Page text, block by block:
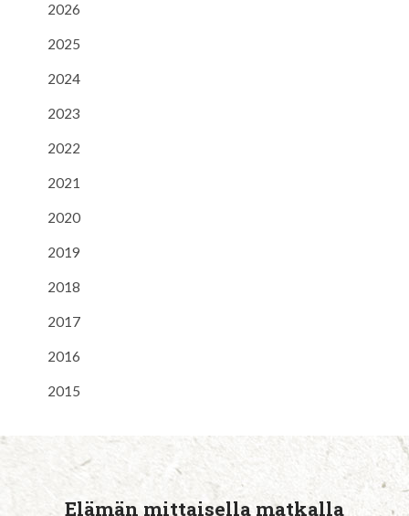
2026
2025
2024
2023
2022
2021
2020
2019
2018
2017
2016
2015
Elämän mittaisella matkalla